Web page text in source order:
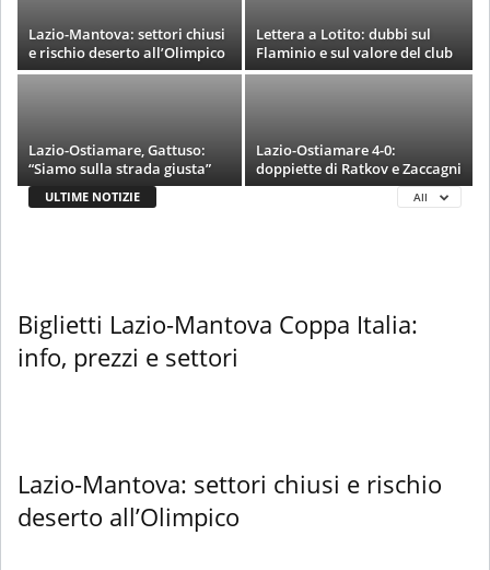
Lazio-Mantova: settori chiusi
e rischio deserto all’Olimpico
Lettera a Lotito: dubbi sul
Flaminio e sul valore del club
Lazio-Ostiamare, Gattuso:
“Siamo sulla strada giusta”
Lazio-Ostiamare 4-0:
doppiette di Ratkov e Zaccagni
ULTIME NOTIZIE All
Biglietti Lazio-Mantova Coppa Italia:
info, prezzi e settori
Lazio-Mantova: settori chiusi e rischio
deserto all’Olimpico